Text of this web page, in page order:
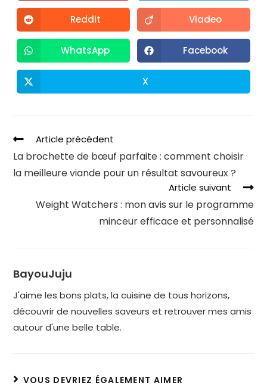
Reddit Viadeo
WhatsApp Facebook
X
Article précédent
La brochette de bœuf parfaite : comment choisir
la meilleure viande pour un résultat savoureux ?
Article suivant
Weight Watchers : mon avis sur le programme
minceur efficace et personnalisé
BayouJuju
J'aime les bons plats, la cuisine de tous horizons,
découvrir de nouvelles saveurs et retrouver mes amis
autour d'une belle table.
VOUS DEVRIEZ ÉGALEMENT AIMER